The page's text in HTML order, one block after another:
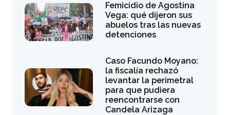
Femicidio de Agostina
Vega: qué dijeron sus
abuelos tras las nuevas
detenciones
Caso Facundo Moyano:
la fiscalía rechazó
levantar la perimetral
para que pudiera
reencontrarse con
Candela Arizaga